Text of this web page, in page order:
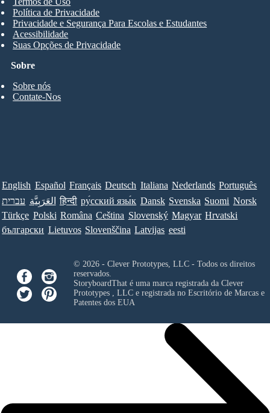
Sobre
Sobre nós
Contate-Nos
Política de Privacidade
Privacidade e Segurança Para Escolas e Estudantes
Acessibilidade
Suas Opções de Privacidade
English Español Français Deutsch Italiana Nederlands Português
עברית العَرَبِيَّة हिन्दी ру́сский язы́к Dansk Svenska Suomi Norsk
Türkçe Polski Româna Ceština Slovenský Magyar Hrvatski
български Lietuvos Slovenščina Latvijas eesti
© 2026 - Clever Prototypes, LLC - Todos os direitos
reservados.
StoryboardThat é uma marca registrada da Clever
Prototypes , LLCe registrada no Escritório de Marcas e
Patentes dos EUA